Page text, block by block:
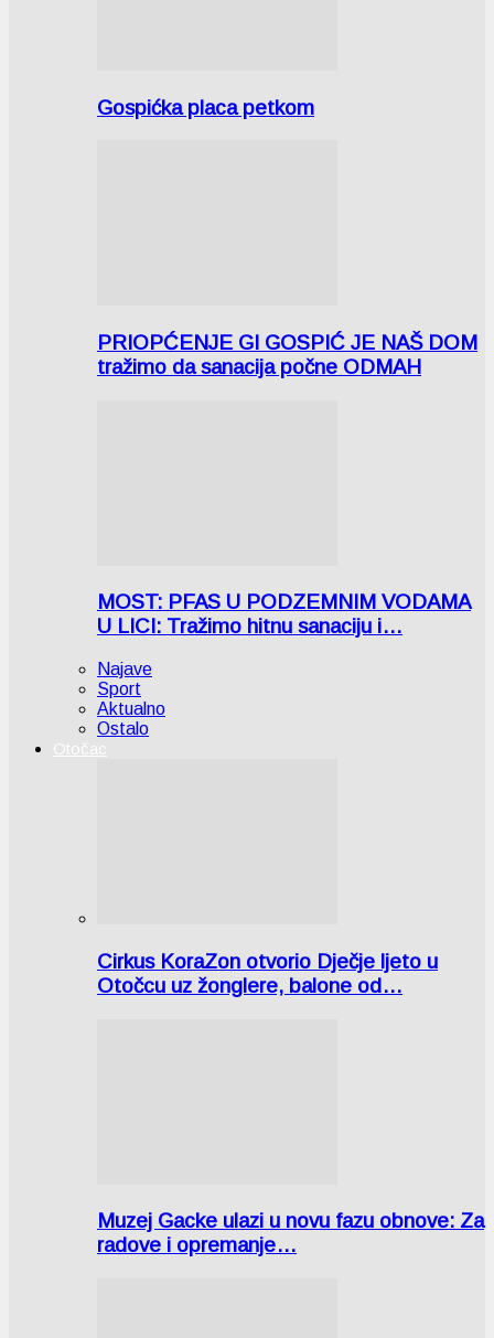
Gospićka placa petkom
PRIOPĆENJE GI GOSPIĆ JE NAŠ DOM
tražimo da sanacija počne ODMAH
MOST: PFAS U PODZEMNIM VODAMA
U LICI: Tražimo hitnu sanaciju i…
Najave
Sport
Aktualno
Ostalo
Otočac
Cirkus KoraZon otvorio Dječje ljeto u
Otočcu uz žonglere, balone od…
Muzej Gacke ulazi u novu fazu obnove: Za
radove i opremanje…